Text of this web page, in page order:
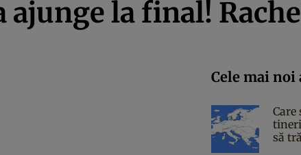
ajunge la final!
Cele mai noi
Care
să